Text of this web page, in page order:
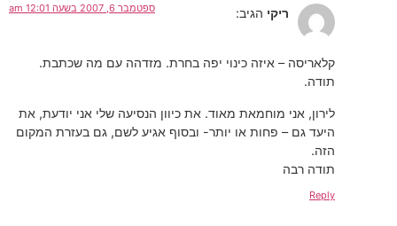
ריקי הגיב: ספטמבר 6, 2007 בשעה 12:01 am
קלאריסה – איזה כינוי יפה בחרת. מזדהה עם מה שכתבת.
תודה.
לירון, אני מוחמאת מאוד. את כיוון הנסיעה שלי אני יודעת, את
היעד גם – פחות או יותר- ובסוף אגיע לשם, גם בעזרת המקום
הזה.
תודה רבה
Reply